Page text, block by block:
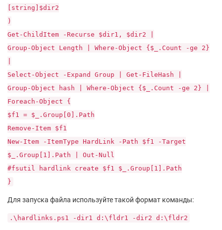
[string]$dir2
)
Get-ChildItem -Recurse $dir1, $dir2 |
Group-Object Length | Where-Object {$_.Count -ge 2}
Select-Object -Expand Group | Get-FileHash |
Group-Object hash | Where-Object {$_.Count -ge 2} |
Foreach-Object {
$f1 = $_.Group[0].Path
Remove-Item $f1
New-Item -ItemType HardLink -Path $f1 -Target
$_.Group[1].Path | Out-Null
#fsutil hardlink create $f1 $_.Group[1].Path
}
Для запуска файла используйте такой формат команды:
.\hardlinks.ps1 -dir1 d:\fldr1 -dir2 d:\fldr2